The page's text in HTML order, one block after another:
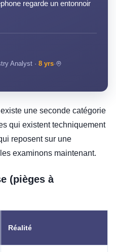
regarde un entonnoir
Analyst · 8 yrs·
une seconde catégorie
qui existent techniquement
reposent sur une
examinons maintenant.
(pièges à
Réalité